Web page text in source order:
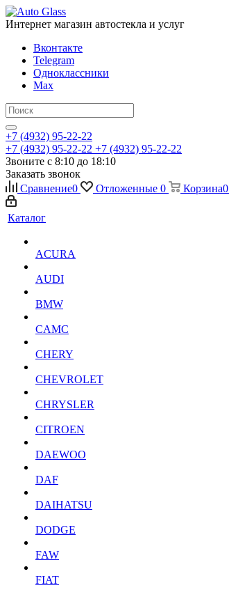
Интернет магазин автостекла и услуг
Вконтакте
Telegram
Одноклассники
Max
+7 (4932) 95-22-22
+7 (4932) 95-22-22 +7 (4932) 95-22-22
Звоните с 8:10 до 18:10
Заказать звонок
Сравнение0 Отложенные 0 Корзина0
Каталог
ACURA
AUDI
BMW
CAMC
CHERY
CHEVROLET
CHRYSLER
CITROEN
DAEWOO
DAF
DAIHATSU
DODGE
FAW
FIAT